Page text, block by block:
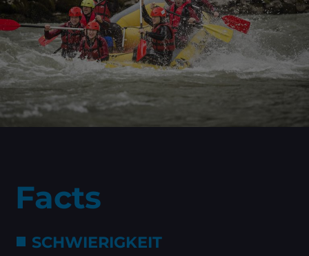
Facts
SCHWIERIGKEIT